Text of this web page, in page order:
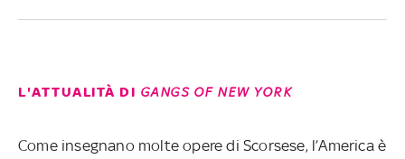
L'ATTUALITÀ DI GANGS OF NEW YORK
Come insegnano molte opere di Scorsese, l’America è